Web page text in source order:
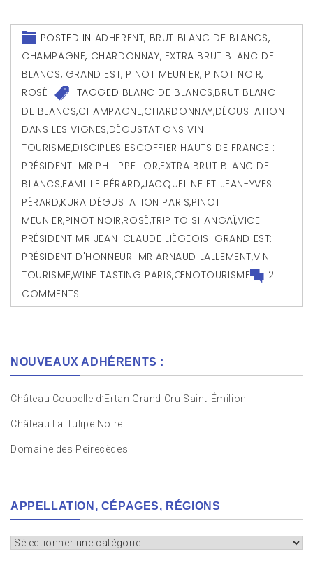
POSTED IN ADHERENT, BRUT BLANC DE BLANCS,
CHAMPAGNE, CHARDONNAY, EXTRA BRUT BLANC DE
BLANCS, GRAND EST, PINOT MEUNIER, PINOT NOIR,
ROSÉ
TAGGED BLANC DE BLANCS,BRUT BLANC
DE BLANCS,CHAMPAGNE,CHARDONNAY,DÉGUSTATION
DANS LES VIGNES,DÉGUSTATIONS VIN
TOURISME,DISCIPLES ESCOFFIER HAUTS DE FRANCE :
PRÉSIDENT: MR PHILIPPE LOR,EXTRA BRUT BLANC DE
BLANCS,FAMILLE PÉRARD,JACQUELINE ET JEAN-YVES
PÉRARD,KURA DÉGUSTATION PARIS,PINOT
MEUNIER,PINOT NOIR,ROSÉ,TRIP TO SHANGAÏ,VICE
PRÉSIDENT MR JEAN-CLAUDE LIÈGEOIS. GRAND EST:
PRÉSIDENT D'HONNEUR: MR ARNAUD LALLEMENT,VIN
TOURISME,WINE TASTING PARIS,ŒNOTOURISME
2
COMMENTS
NOUVEAUX ADHÉRENTS :
Château Coupelle d’Ertan Grand Cru Saint-Émilion
Château La Tulipe Noire
Domaine des Peirecèdes
APPELLATION, CÉPAGES, RÉGIONS
Appellation,